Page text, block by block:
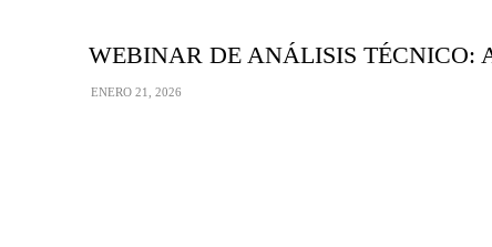
WEBINAR DE ANÁLISIS TÉCNICO:
ENERO 21, 2026